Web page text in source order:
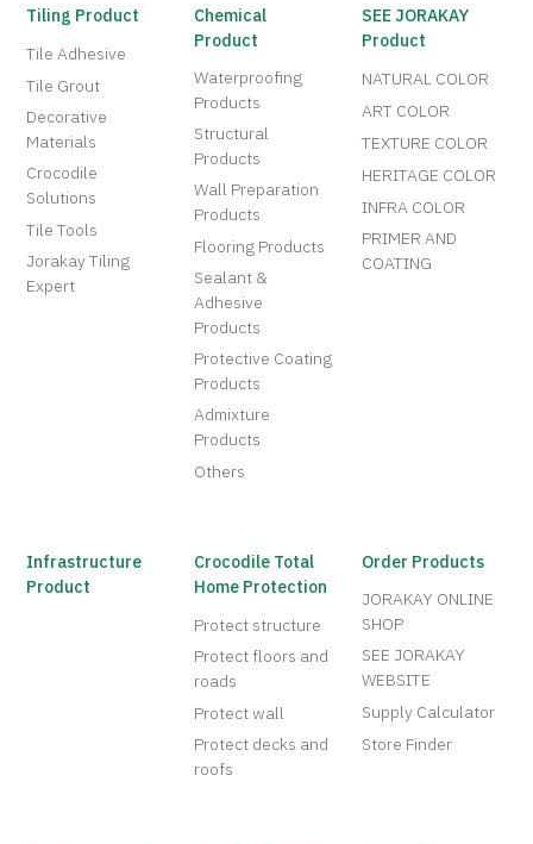
Tiling Product
Tile Adhesive
Tile Grout
Decorative
Materials
Crocodile
Solutions
Tile Tools
Jorakay Tiling
Expert
Chemical
Product
Waterproofing
Products
Structural
Products
Wall Preparation
Products
Flooring Products
Sealant &
Adhesive
Products
Protective Coating
Products
Admixture
Products
Others
SEE JORAKAY
Product
NATURAL COLOR
ART COLOR
TEXTURE COLOR
HERITAGE COLOR
INFRA COLOR
PRIMER AND
COATING
Infrastructure
Product
Crocodile Total
Home Protection
Protect structure
Protect floors and
roads
Protect wall
Protect decks and
roofs
Order Products
JORAKAY ONLINE
SHOP
SEE JORAKAY
WEBSITE
Supply Calculator
Store Finder